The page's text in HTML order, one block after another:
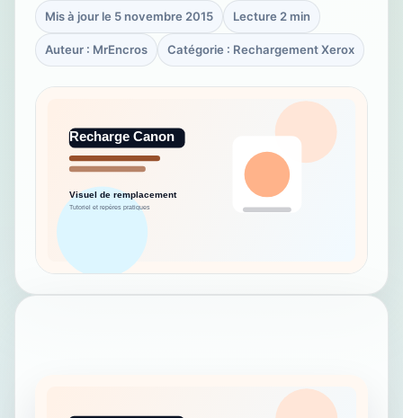
Mis à jour le 5 novembre 2015 Lecture 2 min
Auteur : MrEncros Catégorie : Rechargement Xerox